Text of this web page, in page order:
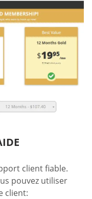
client fiable.
pouvez utiliser
client: